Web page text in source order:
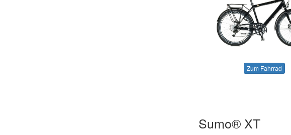
Zum Fahrrad
Sumo® XT